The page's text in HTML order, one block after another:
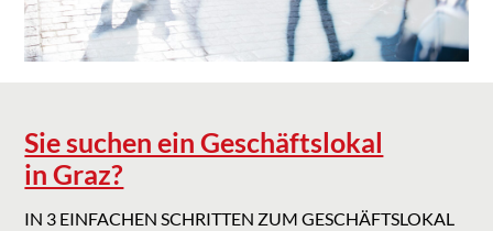
Sie suchen ein Geschäftslokal
in Graz?
IN 3 EINFACHEN SCHRITTEN ZUM GESCHÄFTSLOKAL